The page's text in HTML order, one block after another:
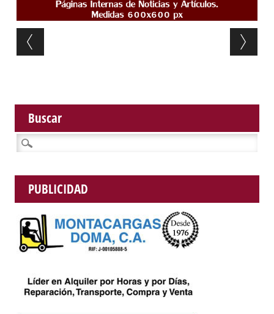
Post navigation
Buscar
Buscar:
PUBLICIDAD